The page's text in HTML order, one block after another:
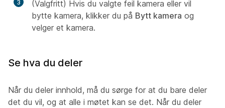
3
(Valgfritt) Hvis du valgte feil kamera eller vil
bytte kamera, klikker du på Bytt kamera og
velger et kamera.
Se hva du deler
Når du deler innhold, må du sørge for at du bare deler
det du vil, og at alle i møtet kan se det. Når du deler